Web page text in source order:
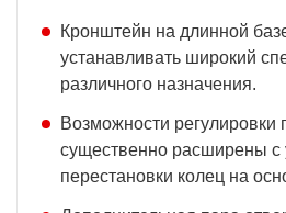
Кронштейн на длинной
устанавливать широкий
различного назначения.
Возможности регулировки
существенно расширены с
перестановки колец на